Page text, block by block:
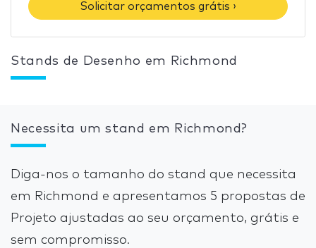
Solicitar orçamentos grátis ›
Stands de Desenho em Richmond
Necessita um stand em Richmond?
Diga-nos o tamanho do stand que necessita
em Richmond e apresentamos 5 propostas de
Projeto ajustadas ao seu orçamento, grátis e
sem compromisso.